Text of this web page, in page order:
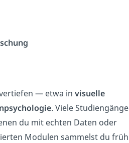
— etwa in visuelle
. Viele Studiengänge
du mit echten Daten oder
Modulen sammelst du früh